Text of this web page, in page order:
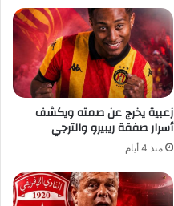
زعبية يخرج عن صمته ويكشف
أسرار صفقة ريبيرو والترجي
منذ 4 أيام